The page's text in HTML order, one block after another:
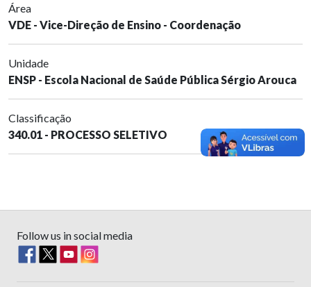
Área
VDE - Vice-Direção de Ensino - Coordenação
Unidade
ENSP - Escola Nacional de Saúde Pública Sérgio Arouca
Classificação
340.01 - PROCESSO SELETIVO
Follow us in social media